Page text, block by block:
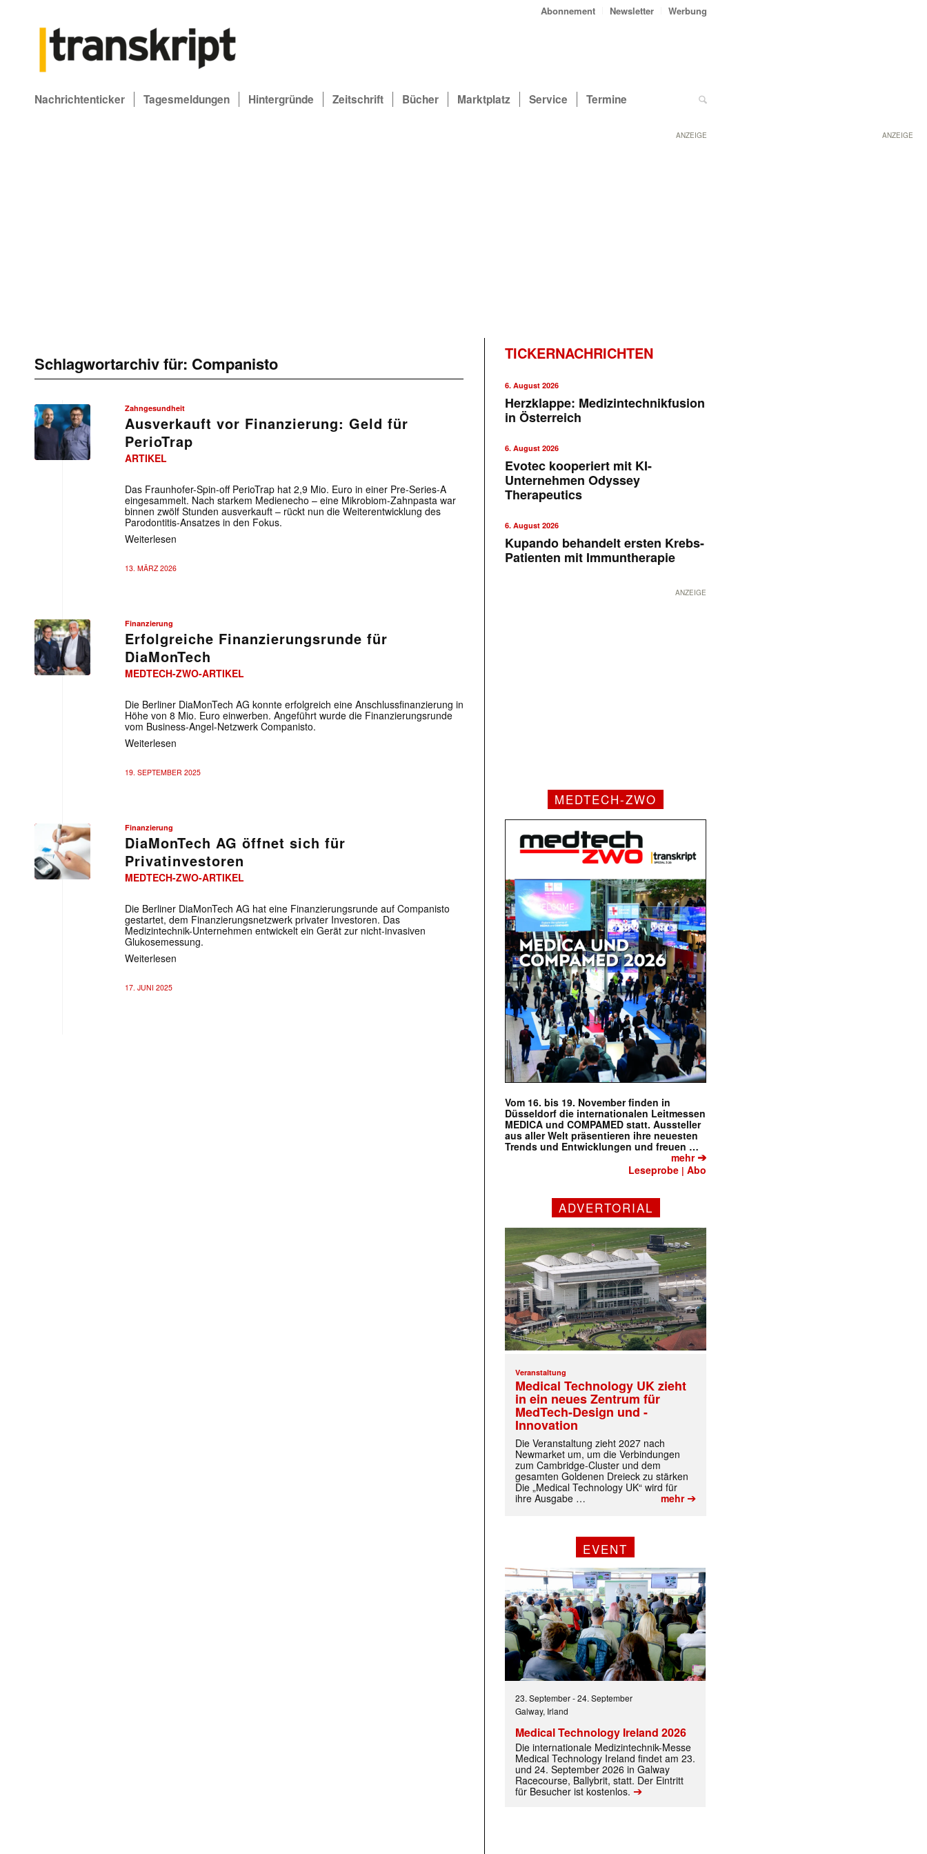
ANZEIGE
Abonnement Newsletter Werbung
Nachrichtenticker Tagesmeldungen Hintergründe Zeitschrift Bücher Marktplatz Service Termine
ANZEIGE
Schlagwortarchiv für: Companisto
Zahngesundheit
Ausverkauft vor Finanzierung: Geld für
PerioTrap
ARTIKEL
Das Fraunhofer-Spin-off PerioTrap hat 2,9 Mio. Euro in einer Pre-Series-A
eingesammelt. Nach starkem Medienecho – eine Mikrobiom-Zahnpasta war
binnen zwölf Stunden ausverkauft – rückt nun die Weiterentwicklung des
Parodontitis-Ansatzes in den Fokus.
Weiterlesen
13. MÄRZ 2026
Finanzierung
Erfolgreiche Finanzierungsrunde für
DiaMonTech
MEDTECH-ZWO-ARTIKEL
Die Berliner DiaMonTech AG konnte erfolgreich eine Anschlussfinanzierung in
Höhe von 8 Mio. Euro einwerben. Angeführt wurde die Finanzierungsrunde
vom Business-Angel-Netzwerk Companisto.
Weiterlesen
19. SEPTEMBER 2025
Finanzierung
DiaMonTech AG öffnet sich für
Privatinvestoren
MEDTECH-ZWO-ARTIKEL
Die Berliner DiaMonTech AG hat eine Finanzierungsrunde auf Companisto
gestartet, dem Finanzierungsnetzwerk privater Investoren. Das
Medizintechnik-Unternehmen entwickelt ein Gerät zur nicht-invasiven
Glukosemessung.
Weiterlesen
17. JUNI 2025
TICKERNACHRICHTEN
6. August 2026
Herzklappe: Medizintechnikfusion
in Österreich
6. August 2026
Evotec kooperiert mit KI-
Unternehmen Odyssey
Therapeutics
6. August 2026
Kupando behandelt ersten Krebs-
Patienten mit Immuntherapie
ANZEIGE
MEDTECH-ZWO
Vom 16. bis 19. November finden in
Düsseldorf die internationalen Leitmessen
MEDICA und COMPAMED statt. Aussteller
aus aller Welt präsentieren ihre neuesten
Trends und Entwicklungen und freuen …
mehr➔
Leseprobe |Abo
ADVERTORIAL
Veranstaltung
Medical Technology UK zieht
in ein neues Zentrum für
MedTech-Design und -
Innovation
Die Veranstaltung zieht 2027 nach
Newmarket um, um die Verbindungen
zum Cambridge-Cluster und dem
gesamten Goldenen Dreieck zu stärken
Die „Medical Technology UK“ wird für
ihre Ausgabe …
mehr➔
EVENT
23. September-24. September
Galway, Irland
Medical Technology Ireland 2026
Die internationale Medizintechnik-Messe
Medical Technology Ireland findet am 23.
und 24. September 2026 in Galway
Racecourse, Ballybrit, statt. Der Eintritt
für Besucher ist kostenlos. ➔